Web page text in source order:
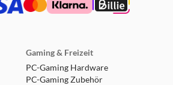
Gaming & Freizeit
PC-Gaming Hardware
PC-Gaming Zubehör